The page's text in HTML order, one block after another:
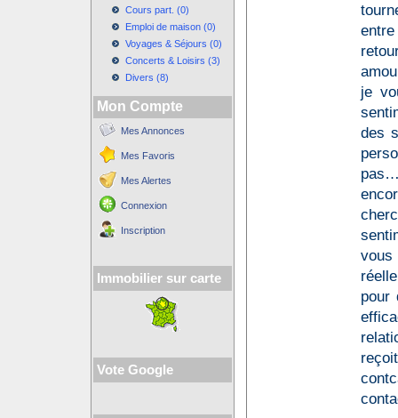
Cours part. (0)
Emploi de maison (0)
Voyages & Séjours (0)
Concerts & Loisirs (3)
Divers (8)
Mon Compte
Mes Annonces
Mes Favoris
Mes Alertes
Connexion
Inscription
Immobilier sur carte
Vote Google
je
des
pas…
pour